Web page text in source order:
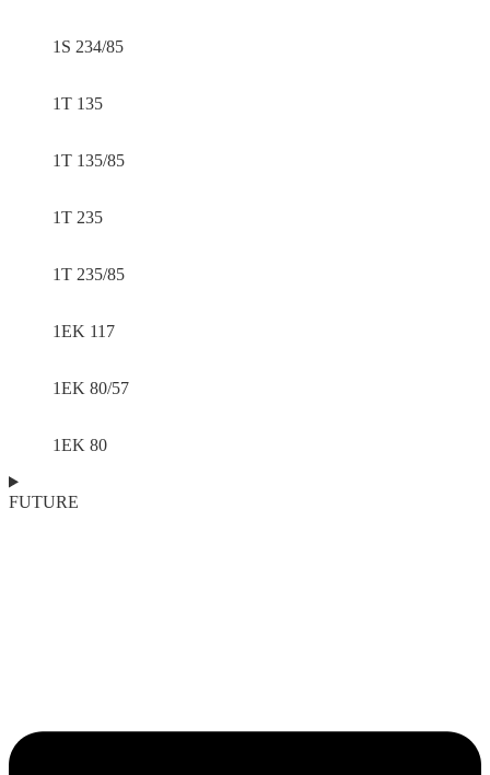
1S 234/85
1T 135
1T 135/85
1T 235
1T 235/85
1EK 117
1EK 80/57
1EK 80
FUTURE